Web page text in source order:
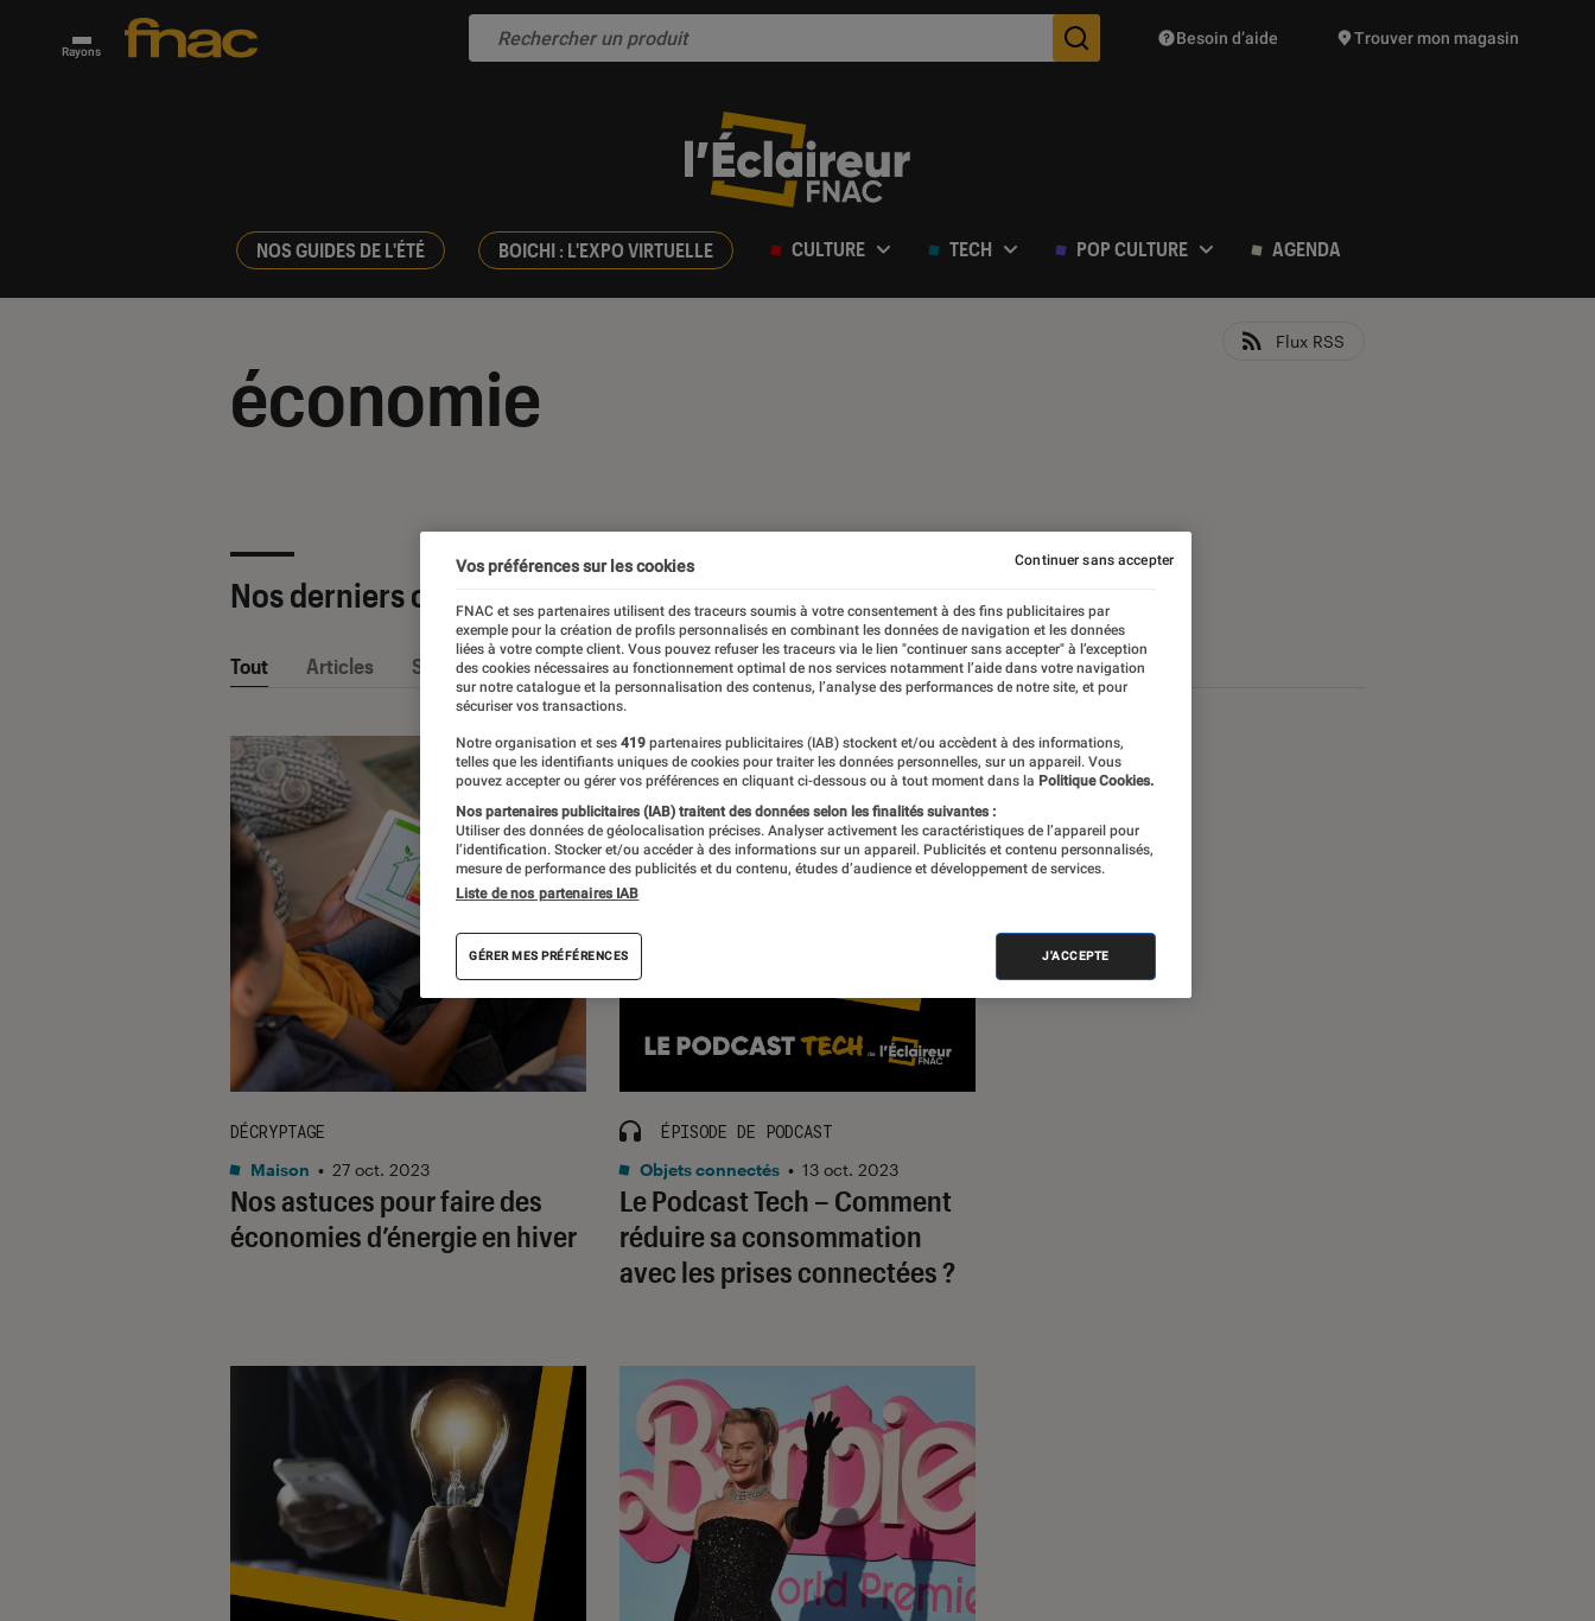
Rayons Des suggestions de produits vont vous être proposées
Besoin d’aide Trouver mon magasin
NOS GUIDES DE L'ÉTÉ BOICHI : L'EXPO VIRTUELLE CULTURE TECH POP CULTURE AGENDA
économie
Flux RSS
Nos derniers contenus
Tout Articles Sélections et guides
Nos astuces pour faire des
économies d’énergie en hiver
DÉCRYPTAGE
Maison • 27 oct. 2023
Le Podcast Tech – Comment
réduire sa consommation
avec les prises connectées ?
ÉPISODE DE PODCAST
Objets connectés • 13 oct. 2023
Vos préférences sur les cookies
FNAC et ses partenaires utilisent des traceurs soumis à votre consentement à des fins publicitaires par
exemple pour la création de profils personnalisés en combinant les données de navigation et les données
liées à votre compte client. Vous pouvez refuser les traceurs via le lien "continuer sans accepter" à l’exception
des cookies nécessaires au fonctionnement optimal de nos services notamment l’aide dans votre navigation
sur notre catalogue et la personnalisation des contenus, l’analyse des performances de notre site, et pour
sécuriser vos transactions.
Notre organisation et ses 419 partenaires publicitaires (IAB) stockent et/ou accèdent à des informations,
telles que les identifiants uniques de cookies pour traiter les données personnelles, sur un appareil. Vous
pouvez accepter ou gérer vos préférences en cliquant ci-dessous ou à tout moment dans la Politique Cookies.
Nos partenaires publicitaires (IAB) traitent des données selon les finalités suivantes :
Utiliser des données de géolocalisation précises. Analyser activement les caractéristiques de l’appareil pour
l’identification. Stocker et/ou accéder à des informations sur un appareil. Publicités et contenu personnalisés,
mesure de performance des publicités et du contenu, études d’audience et développement de services.
Liste de nos partenaires IAB
GÉRER MES PRÉFÉRENCES J'ACCEPTE
Continuer sans accepter